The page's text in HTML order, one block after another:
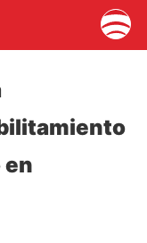
en